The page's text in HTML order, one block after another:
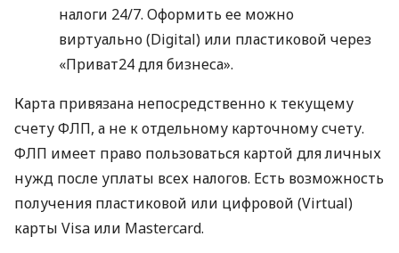
налоги 24/7. Оформить ее можно
виртуально (Digital) или пластиковой через
«Приват24 для бизнеса».
Карта привязана непосредственно к текущему
счету ФЛП, а не к отдельному карточному счету.
ФЛП имеет право пользоваться картой для личных
нужд после уплаты всех налогов. Есть возможность
получения пластиковой или цифровой (Virtual)
карты Visa или Mastercard.